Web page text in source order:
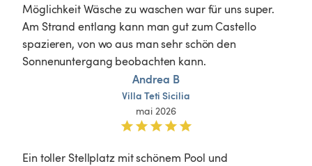
Möglichkeit Wäsche zu waschen war für uns super.
Am Strand entlang kann man gut zum Castello
spazieren, von wo aus man sehr schön den
Sonnenuntergang beobachten kann.
Andrea B
Villa Teti Sicilia
mai 2026
Ein toller Stellplatz mit schönem Pool und